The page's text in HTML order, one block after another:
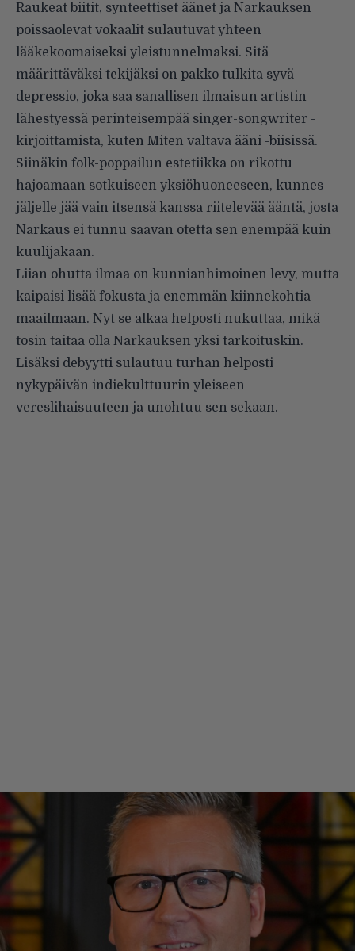
Raukeat biitit, synteettiset äänet ja Narkauksen
poissaolevat vokaalit sulautuvat yhteen
lääkekoomaiseksi yleistunnelmaksi. Sitä
määrittäväksi tekijäksi on pakko tulkita syvä
depressio, joka saa sanallisen ilmaisun artistin
lähestyessä perinteisempää singer-songwriter -
kirjoittamista, kuten Miten valtava ääni -biisissä.
Siinäkin folk-poppailun estetiikka on rikottu
hajoamaan sotkuiseen yksiöhuoneeseen, kunnes
jäljelle jää vain itsensä kanssa riitelevää ääntä, josta
Narkaus ei tunnu saavan otetta sen enempää kuin
kuulijakaan.
Liian ohutta ilmaa on kunnianhimoinen levy, mutta
kaipaisi lisää fokusta ja enemmän kiinnekohtia
maailmaan. Nyt se alkaa helposti nukuttaa, mikä
tosin taitaa olla Narkauksen yksi tarkoituskin.
Lisäksi debyytti sulautuu turhan helposti
nykypäivän indiekulttuurin yleiseen
vereslihaisuuteen ja unohtuu sen sekaan.